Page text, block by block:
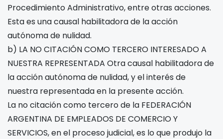
Procedimiento Administrativo, entre otras acciones.
Esta es una causal habilitadora de la acción
autónoma de nulidad.
b) LA NO CITACIÓN COMO TERCERO INTERESADO A
NUESTRA REPRESENTADA Otra causal habilitadora de
la acción autónoma de nulidad, y el interés de
nuestra representada en la presente acción.
La no citación como tercero de la FEDERACIÓN
ARGENTINA DE EMPLEADOS DE COMERCIO Y
SERVICIOS, en el proceso judicial, es lo que produjo la